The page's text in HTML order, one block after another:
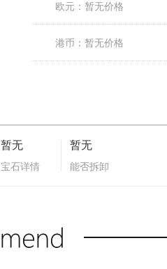
欧元： 暂无价格
港币： 暂无价格
暂无
宝石详情
暂无
能否拆卸